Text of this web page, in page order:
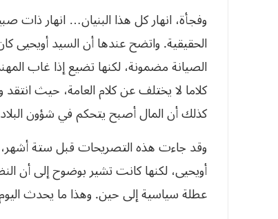
وفجأة، انهار كل هذا البنيان… انهار ذات
الحقيقية. واتضح عندها أن السيد أويحيى
الصيانة مضمونة، لكنها تضيع إذا غاب
كلاما لا يختلف عن كلام العامة، حيث
كذلك أن المال أصبح يتحكم في شؤون
وقد جاءت هذه التصريحات قبل ستة
أويحيى، لكنها كانت تشير بوضوح إلى أن
عطلة سياسية إلى حين. وهذا ما يحدث